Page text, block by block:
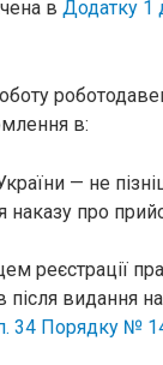
в Додатку 1
в:
— не
наказу про
реєстрації
після видання
34 Порядку №